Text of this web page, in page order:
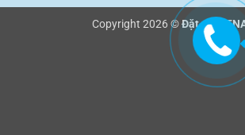
Copyright 2026 ©Đặt may